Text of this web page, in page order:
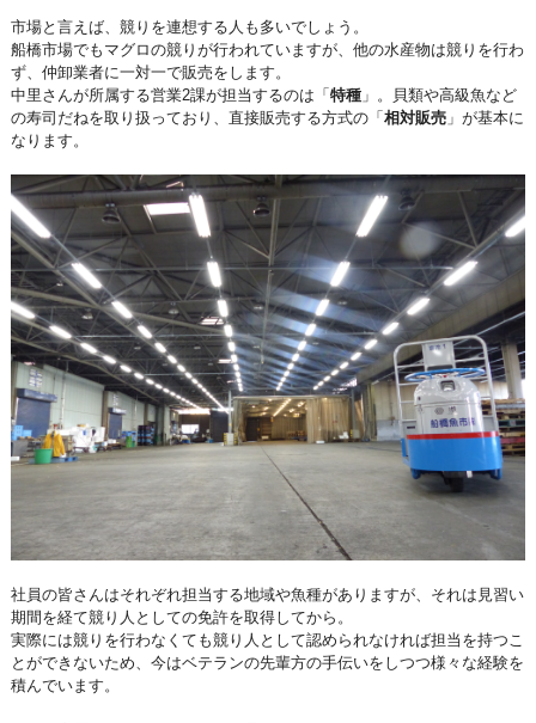
市場と言えば、競りを連想する人も多いでしょう。
船橋市場でもマグロの競りが行われていますが、他の水産物は競りを行わ
ず、仲卸業者に一対一で販売をします。
中里さんが所属する営業2課が担当するのは「 特種」。貝類や高級魚など
の寿司だねを取り扱っており、直接販売する方式の「 相対販売」が基本に
なります。
社員の皆さんはそれぞれ担当する地域や魚種がありますが、それは見習い
期間を経て競り人としての免許を取得してから。
実際には競りを行わなくても競り人として認められなければ担当を持つこ
とができないため、今はベテランの先輩方の手伝いをしつつ様々な経験を
積んでいます。